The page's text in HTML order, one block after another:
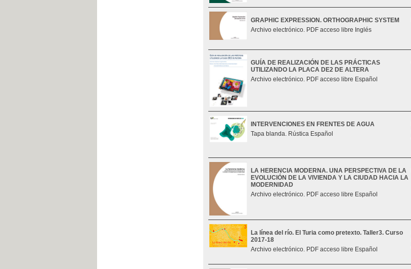
GRAPHIC EXPRESSION. ORTHOGRAPHIC SYSTEM
Archivo electrónico. PDF acceso libre Inglés
GUÍA DE REALIZACIÓN DE LAS PRÁCTICAS
UTILIZANDO LA PLACA DE2 DE ALTERA
Archivo electrónico. PDF acceso libre Español
INTERVENCIONES EN FRENTES DE AGUA
Tapa blanda. Rústica Español
LA HERENCIA MODERNA. UNA PERSPECTIVA DE LA
EVOLUCIÓN DE LA VIVIENDA Y LA CIUDAD HACIA LA
MODERNIDAD
Archivo electrónico. PDF acceso libre Español
La línea del río. El Turia como pretexto. Taller3. Curso
2017-18
Archivo electrónico. PDF acceso libre Español